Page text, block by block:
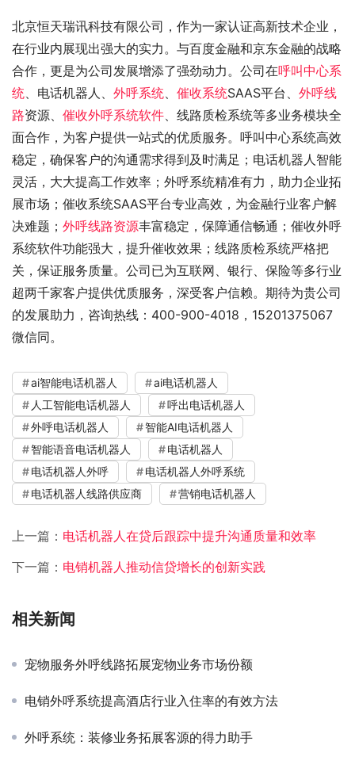
北京恒天瑞讯科技有限公司，作为一家认证高新技术企业，
在行业内展现出强大的实力。与百度金融和京东金融的战略
合作，更是为公司发展增添了强劲动力。公司在呼叫中心系
统、电话机器人、 外呼系统、 催收系统SAAS平台、 外呼线
路资源、 催收外呼系统软件、线路质检系统等多业务模块全
面合作，为客户提供一站式的优质服务。呼叫中心系统高效
稳定，确保客户的沟通需求得到及时满足；电话机器人智能
灵活，大大提高工作效率；外呼系统精准有力，助力企业拓
展市场；催收系统SAAS平台专业高效，为金融行业客户解
决难题； 外呼线路资源丰富稳定，保障通信畅通；催收外呼
系统软件功能强大，提升催收效果；线路质检系统严格把
关，保证服务质量。公司已为互联网、银行、保险等多行业
超两千家客户提供优质服务，深受客户信赖。期待为贵公司
的发展助力，咨询热线：400-900-4018，15201375067
微信同。
ai智能电话机器人
ai电话机器人
人工智能电话机器人
呼出电话机器人
外呼电话机器人
智能AI电话机器人
智能语音电话机器人
电话机器人
电话机器人外呼
电话机器人外呼系统
电话机器人线路供应商
营销电话机器人
上一篇： 电话机器人在贷后跟踪中提升沟通质量和效率
下一篇： 电销机器人推动信贷增长的创新实践
相关新闻
宠物服务外呼线路拓展宠物业务市场份额
电销外呼系统提高酒店行业入住率的有效方法
外呼系统：装修业务拓展客源的得力助手